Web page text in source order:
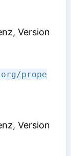
Version
prope
Version